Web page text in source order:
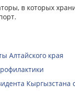
в которых
Алтайского края
Кыргызстана с